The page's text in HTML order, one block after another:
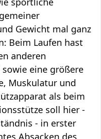
Gewicht mal ganz
Beim Laufen hast
anderen
eine größere
Muskulatur und
als beim
soll hier -
- in erster
Absacken des